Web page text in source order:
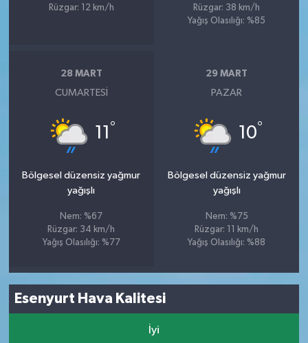
Rüzgar: 12 km/h
Rüzgar: 38 km/h
Yağış Olasılığı: %85
28 MART
CUMARTESI
11 °
Bölgesel düzensiz yağmur
yağışlı
Nem: %67
Rüzgar: 34 km/h
Yağış Olasılığı: %77
29 MART
PAZAR
10°
Bölgesel düzensiz yağmur
yağışlı
Nem: %75
Rüzgar: 11 km/h
Yağış Olasılığı: %88
Esenyurt Hava Kalitesi
İyi